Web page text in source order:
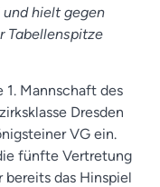
hielt gegen
Tabellenspitze
1. Mannschaft des
Dresden
VG ein.
fünfte Vertretung
das Hinspiel